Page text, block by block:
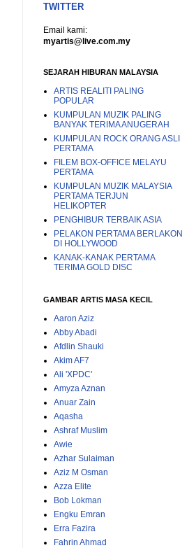
TWITTER
Email kami:
myartis@live.com.my
SEJARAH HIBURAN MALAYSIA
ARTIS REALITI PALING
POPULAR
KUMPULAN MUZIK PALING
BANYAK TERIMA ANUGERAH
KUMPULAN ROCK ORANG ASLI
PERTAMA
FILEM BOX-OFFICE MELAYU
PERTAMA
KUMPULAN MUZIK MALAYSIA
PERTAMA TERJUN
HELIKOPTER
PENGHIBUR TERBAIK ASIA
PELAKON PERTAMA BERLAKON
DI HOLLYWOOD
KANAK-KANAK PERTAMA
TERIMA GOLD DISC
GAMBAR ARTIS MASA KECIL
Aaron Aziz
Abby Abadi
Afdlin Shauki
Akim AF7
Ali 'XPDC'
Amyza Aznan
Anuar Zain
Aqasha
Ashraf Muslim
Awie
Azhar Sulaiman
Aziz M Osman
Azza Elite
Bob Lokman
Engku Emran
Erra Fazira
Fahrin Ahmad